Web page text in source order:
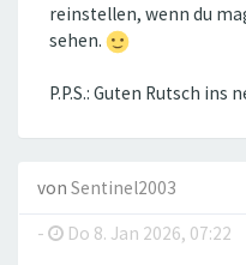
reinstellen, wenn du
sehen.
P.P.S.: Guten Rutsch ins
von Sentinel2003
-
Do 8. Jan 2026, 07:22